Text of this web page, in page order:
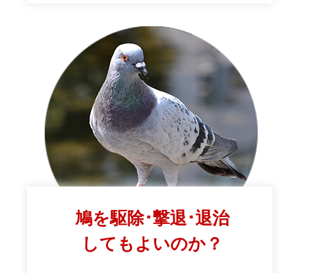
鳩を駆除･撃退･退治
してもよいのか？